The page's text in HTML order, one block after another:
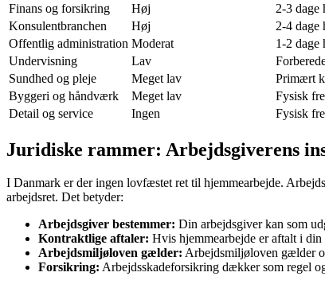
Finans og forsikring
Høj
2-3 dage
Konsulentbranchen
Høj
2-4 dage
Offentlig administration Moderat
1-2 dage
Undervisning
Lav
Sundhed og pleje
Meget lav
Primært
Byggeri og håndværk
Meget lav
Fysisk
Detail og service
Ingen Fysisk
Juridiske rammer: Arbejdsgiverens
I Danmark er der ingen lovfæstet ret til hjemmearbejde.
arbejdsret. Det betyder:
Arbejdsgiver bestemmer: Din arbejdsgiver kan som
Kontraktlige aftaler: Hvis hjemmearbejde er aftalt i
Arbejdsmiljøloven gælder: Arbejdsmiljøloven gælder
Forsikring: Arbejdsskadeforsikring dækker som regel